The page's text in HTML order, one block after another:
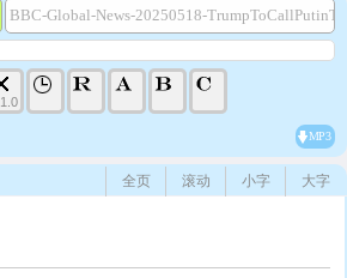
BBC-Global-News-20250518-
1.0
MP3
大字
小字
滚动
全页